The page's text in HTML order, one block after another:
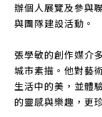
辦個人展覽及參與
與團隊建設活動。
張學敏的創作媒介
城市素描。他對藝
生活中的美，並體
的靈感與樂趣，更